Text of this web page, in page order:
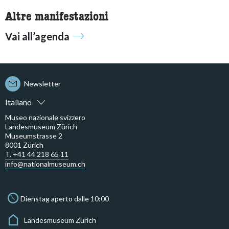
Altre manifestazioni
Vai all’agenda
Italiano
Newsletter
Museo nazionale svizzero
Landesmuseum Zürich
Museumstrasse 2
8001 Zürich
T. +41 44 218 65 11
info@nationalmuseum.ch
Dienstag aperto dalle 10:00
Landesmuseum Zürich